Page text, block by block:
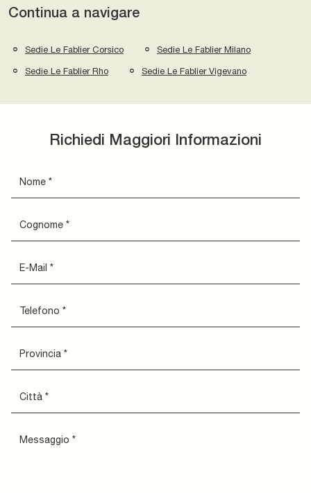
Continua a navigare
Sedie Le Fablier Corsico Sedie Le Fablier Milano
Sedie Le Fablier Rho Sedie Le Fablier Vigevano
Richiedi Maggiori Informazioni